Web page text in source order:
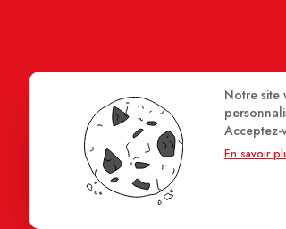
Notre site
Acceptez-
En savoir